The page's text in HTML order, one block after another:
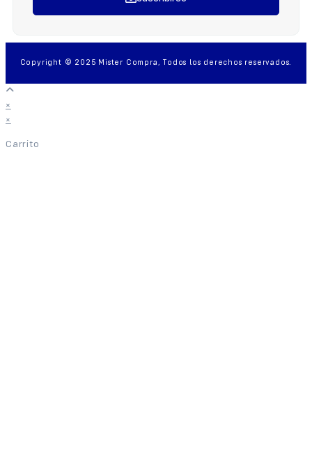
Copyright © 2025 Mister Compra, Todos los derechos reservados.
×
×
Carrito